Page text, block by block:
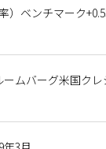
）ベンチマーク
ームバーグ米国ク